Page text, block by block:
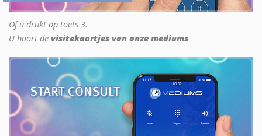
Of u drukt op toets 3.
U hoort de visitekaartjes van onze mediums